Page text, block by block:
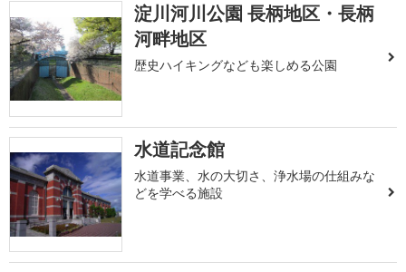
淀川河川公園 長柄地区・長柄
河畔地区
歴史ハイキングなども楽しめる公園
水道記念館
水道事業、水の大切さ、浄水場の仕組みな
どを学べる施設